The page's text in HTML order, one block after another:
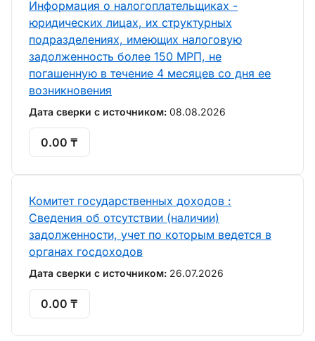
Информация о налогоплательщиках -
юридических лицах, их структурных
подразделениях, имеющих налоговую
задолженность более 150 МРП, не
погашенную в течение 4 месяцев со дня ее
возникновения
Дата сверки с источником: 08.08.2026
0.00 ₸
Комитет государственных доходов :
Сведения об отсутствии (наличии)
задолженности, учет по которым ведется в
органах госдоходов
Дата сверки с источником: 26.07.2026
0.00 ₸